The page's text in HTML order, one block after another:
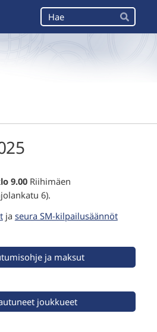
Haku
Hae
Liitto
9.00Riihimäen
6).
ja seura SM-kilpailusäännöt
ja maksut
joukkueet